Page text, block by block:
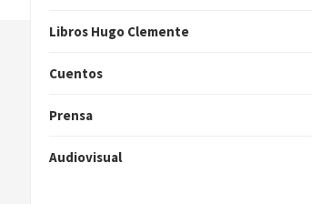
Libros Hugo Clemente
Cuentos
Prensa
Audiovisual